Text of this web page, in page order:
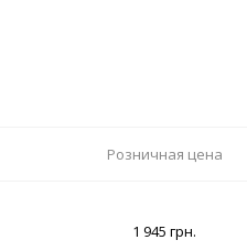
Розничная цена
1 945 грн.